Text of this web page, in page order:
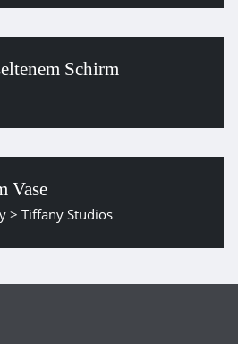
Schirm
Vase
> Tiffany Studios